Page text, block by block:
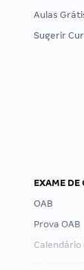
Aulas
Sugerir
EXAME DE
OAB
Prova OAB
Calendário